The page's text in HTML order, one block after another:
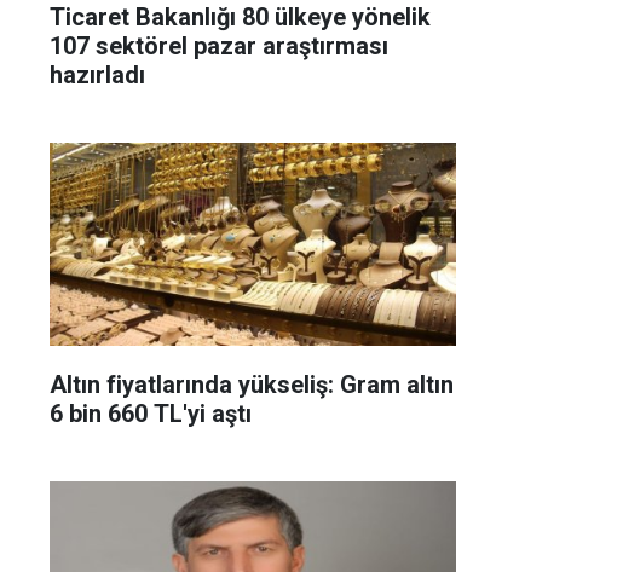
Ticaret Bakanlığı 80 ülkeye yönelik
107 sektörel pazar araştırması
hazırladı
Altın fiyatlarında yükseliş: Gram altın
6 bin 660 TL'yi aştı